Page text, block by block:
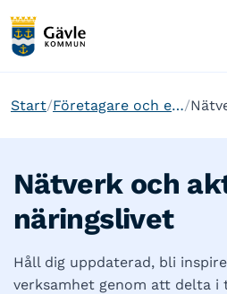
Start Företagare och etablering
Nätverk och
näringslivet
Håll dig uppdaterad, bli
verksamhet genom att delta i